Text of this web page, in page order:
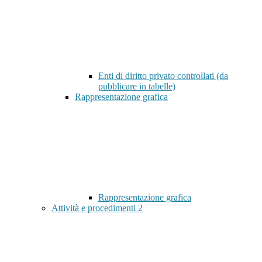
Enti di diritto privato controllati (da
pubblicare in tabelle)
Rappresentazione grafica
Rappresentazione grafica
Attività e procedimenti 2